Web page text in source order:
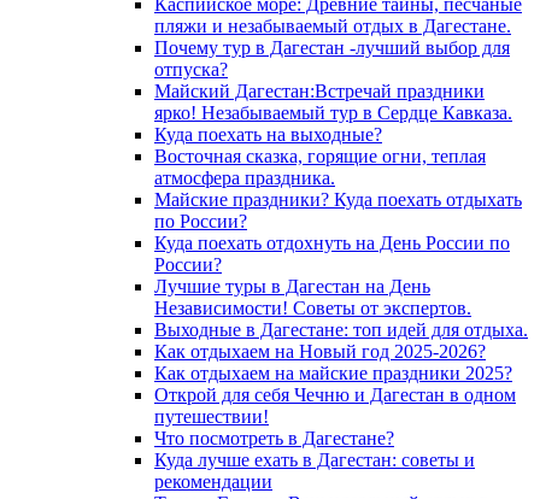
Каспийское море: Древние тайны, песчаные
пляжи и незабываемый отдых в Дагестане.
Почему тур в Дагестан -лучший выбор для
отпуска?
Майский Дагестан:Встречай праздники
ярко! Незабываемый тур в Сердце Кавказа.
Куда поехать на выходные?
Восточная сказка, горящие огни, теплая
атмосфера праздника.
Майские праздники? Куда поехать отдыхать
по России?
Куда поехать отдохнуть на День России по
России?
Лучшие туры в Дагестан на День
Независимости! Советы от экспертов.
Выходные в Дагестане: топ идей для отдыха.
Как отдыхаем на Новый год 2025-2026?
Как отдыхаем на майские праздники 2025?
Открой для себя Чечню и Дагестан в одном
путешествии!
Что посмотреть в Дагестане?
Куда лучше ехать в Дагестан: советы и
рекомендации